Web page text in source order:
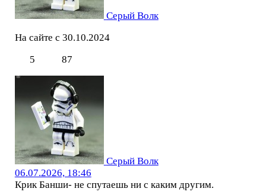
Серый Волк
На сайте с 30.10.2024
5
87
Серый Волк
06.07.2026, 18:46
Крик Банши- не спутаешь ни с каким другим.